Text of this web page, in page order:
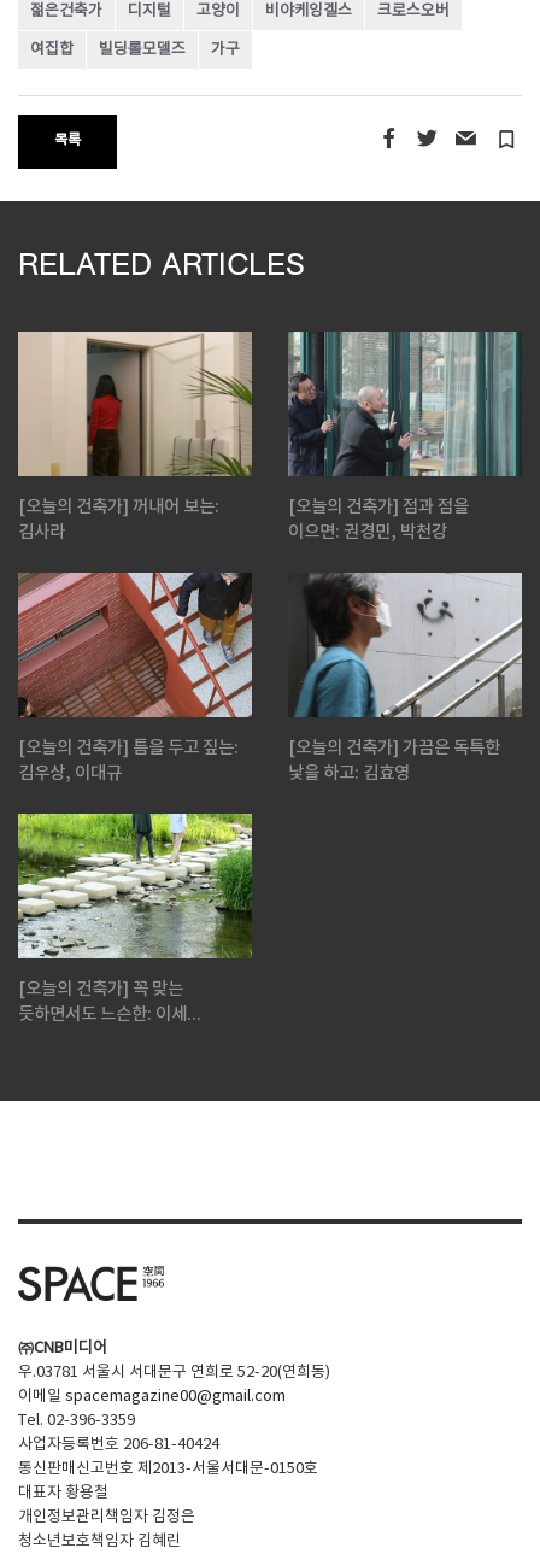
젊은건축가 디지털 고양이 비야케잉겔스 크로스오버
여집합 빌딩롤모델즈 가구
목록 turned_in_not
RELATED ARTICLES
[오늘의 건축가] 꺼내어 보는:
김사라
[오늘의 건축가] 점과 점을
이으면: 권경민, 박천강
[오늘의 건축가] 틈을 두고 짚는:
김우상, 이대규
[오늘의 건축가] 가끔은 독특한
낯을 하고: 김효영
[오늘의 건축가] 꼭 맞는
듯하면서도 느슨한: 이세...
㈜CNB미디어
우.03781 서울시 서대문구 연희로 52-20(연희동)
이메일 spacemagazine00@gmail.com
Tel. 02-396-3359
사업자등록번호 206-81-40424
통신판매신고번호 제2013-서울서대문-0150호
대표자 황용철
개인정보관리책임자 김정은
청소년보호책임자 김혜린